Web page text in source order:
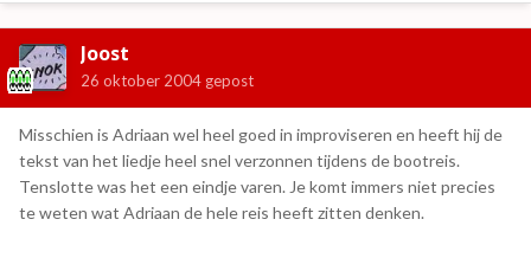
Joost
26 oktober 2004 gepost
Misschien is Adriaan wel heel goed in improviseren en heeft hij de
tekst van het liedje heel snel verzonnen tijdens de bootreis.
Tenslotte was het een eindje varen. Je komt immers niet precies
te weten wat Adriaan de hele reis heeft zitten denken.